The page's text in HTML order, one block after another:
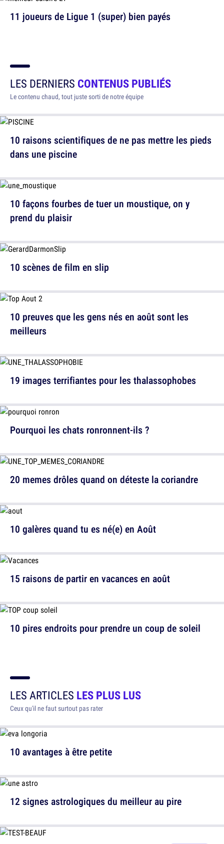
11 joueurs de Ligue 1 (super) bien payés
LES DERNIERS CONTENUS PUBLIÉS
Le contenu chaud, tout juste sorti de notre équipe
10 raisons scientifiques de ne pas mettre les pieds
dans une piscine
10 scènes de film en slip
19 images terrifiantes pour les thalassophobes
20 memes drôles quand on déteste la coriandre
15 raisons de partir en vacances en août
10 façons fourbes de tuer un moustique, on y
prend du plaisir
10 preuves que les gens nés en août sont les
meilleurs
Pourquoi les chats ronronnent-ils ?
10 galères quand tu es né(e) en Août
10 pires endroits pour prendre un coup de soleil
LES ARTICLES LES PLUS LUS
Ceux qu'il ne faut surtout pas rater
10 avantages à être petite
12 signes astrologiques du meilleur au pire